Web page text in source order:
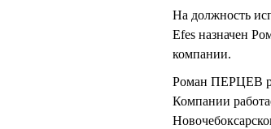
На должность
Efes назначен
компании.
Роман ПЕРЦЕВ
Компании